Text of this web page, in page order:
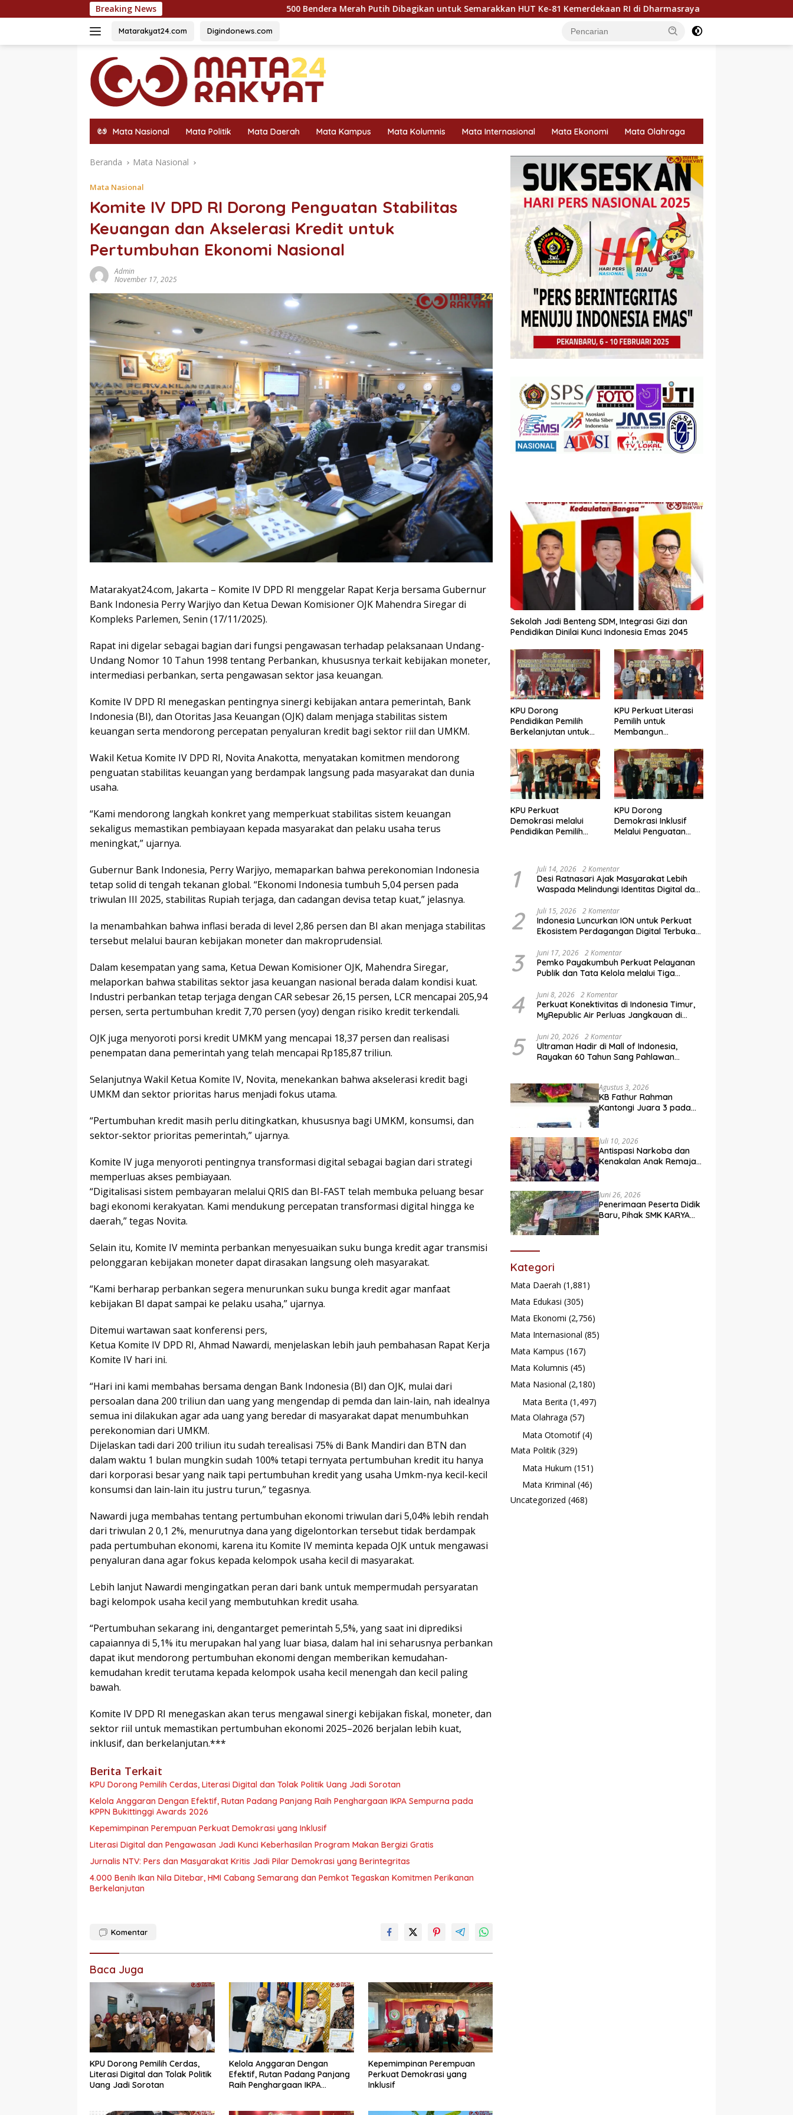
ke
Breaking News 500 Bendera Merah Putih Dibagikan untuk Semarakkan HUT Ke-81 Kemerdekaan RI di Dharmasraya Dharmasraya Utus Hj. Egi
Matarakyat24.com Digindonews.com
Mata Nasional Mata Politik Mata Daerah Mata Kampus Mata Kolumnis Mata Internasional Mata Ekonomi Mata Olahraga
Beranda Mata Nasional
Mata Nasional
Komite IV DPD RI Dorong Penguatan Stabilitas
Keuangan dan Akselerasi Kredit untuk
Pertumbuhan Ekonomi Nasional
Admin
November 17, 2025
Matarakyat24.com, Jakarta – Komite IV DPD RI menggelar Rapat Kerja bersama Gubernur
Bank Indonesia Perry Warjiyo dan Ketua Dewan Komisioner OJK Mahendra Siregar di
Kompleks Parlemen, Senin (17/11/2025).
Rapat ini digelar sebagai bagian dari fungsi pengawasan terhadap pelaksanaan Undang-
Undang Nomor 10 Tahun 1998 tentang Perbankan, khususnya terkait kebijakan moneter,
intermediasi perbankan, serta pengawasan sektor jasa keuangan.
Komite IV DPD RI menegaskan pentingnya sinergi kebijakan antara pemerintah, Bank
Indonesia (BI), dan Otoritas Jasa Keuangan (OJK) dalam menjaga stabilitas sistem
keuangan serta mendorong percepatan penyaluran kredit bagi sektor riil dan UMKM.
Wakil Ketua Komite IV DPD RI, Novita Anakotta, menyatakan komitmen mendorong
penguatan stabilitas keuangan yang berdampak langsung pada masyarakat dan dunia
usaha.
“Kami mendorong langkah konkret yang memperkuat stabilitas sistem keuangan
sekaligus memastikan pembiayaan kepada masyarakat dan pelaku usaha terus
meningkat,” ujarnya.
Gubernur Bank Indonesia, Perry Warjiyo, memaparkan bahwa perekonomian Indonesia
tetap solid di tengah tekanan global. “Ekonomi Indonesia tumbuh 5,04 persen pada
triwulan III 2025, stabilitas Rupiah terjaga, dan cadangan devisa tetap kuat,” jelasnya.
Ia menambahkan bahwa inflasi berada di level 2,86 persen dan BI akan menjaga stabilitas
tersebut melalui bauran kebijakan moneter dan makroprudensial.
Dalam kesempatan yang sama, Ketua Dewan Komisioner OJK, Mahendra Siregar,
melaporkan bahwa stabilitas sektor jasa keuangan nasional berada dalam kondisi kuat.
Industri perbankan tetap terjaga dengan CAR sebesar 26,15 persen, LCR mencapai 205,94
persen, serta pertumbuhan kredit 7,70 persen (yoy) dengan risiko kredit terkendali.
OJK juga menyoroti porsi kredit UMKM yang mencapai 18,37 persen dan realisasi
penempatan dana pemerintah yang telah mencapai Rp185,87 triliun.
Selanjutnya Wakil Ketua Komite IV, Novita, menekankan bahwa akselerasi kredit bagi
UMKM dan sektor prioritas harus menjadi fokus utama.
“Pertumbuhan kredit masih perlu ditingkatkan, khususnya bagi UMKM, konsumsi, dan
sektor-sektor prioritas pemerintah,” ujarnya.
Komite IV juga menyoroti pentingnya transformasi digital sebagai bagian dari strategi
memperluas akses pembiayaan.
“Digitalisasi sistem pembayaran melalui QRIS dan BI-FAST telah membuka peluang besar
bagi ekonomi kerakyatan. Kami mendukung percepatan transformasi digital hingga ke
daerah,” tegas Novita.
Selain itu, Komite IV meminta perbankan menyesuaikan suku bunga kredit agar transmisi
pelonggaran kebijakan moneter dapat dirasakan langsung oleh masyarakat.
“Kami berharap perbankan segera menurunkan suku bunga kredit agar manfaat
kebijakan BI dapat sampai ke pelaku usaha,” ujarnya.
Ditemui wartawan saat konferensi pers,
Ketua Komite IV DPD RI, Ahmad Nawardi, menjelaskan lebih jauh pembahasan Rapat Kerja
Komite IV hari ini.
“Hari ini kami membahas bersama dengan Bank Indonesia (BI) dan OJK, mulai dari
persoalan dana 200 triliun dan uang yang mengendap di pemda dan lain-lain, nah idealnya
semua ini dilakukan agar ada uang yang beredar di masyarakat dapat menumbuhkan
perekonomian dari UMKM.
Dijelaskan tadi dari 200 triliun itu sudah terealisasi 75% di Bank Mandiri dan BTN dan
dalam waktu 1 bulan mungkin sudah 100% tetapi ternyata pertumbuhan kredit itu hanya
dari korporasi besar yang naik tapi pertumbuhan kredit yang usaha Umkm-nya kecil-kecil
konsumsi dan lain-lain itu justru turun,” tegasnya.
Nawardi juga membahas tentang pertumbuhan ekonomi triwulan dari 5,04% lebih rendah
dari triwulan 2 0,1 2%, menurutnya dana yang digelontorkan tersebut tidak berdampak
pada pertumbuhan ekonomi, karena itu Komite IV meminta kepada OJK untuk mengawasi
penyaluran dana agar fokus kepada kelompok usaha kecil di masyarakat.
Lebih lanjut Nawardi mengingatkan peran dari bank untuk mempermudah persyaratan
bagi kelompok usaha kecil yang membutuhkan kredit usaha.
“Pertumbuhan sekarang ini, dengantarget pemerintah 5,5%, yang saat ini diprediksi
capaiannya di 5,1% itu merupakan hal yang luar biasa, dalam hal ini seharusnya perbankan
dapat ikut mendorong pertumbuhan ekonomi dengan memberikan kemudahan-
kemudahan kredit terutama kepada kelompok usaha kecil menengah dan kecil paling
bawah.
Komite IV DPD RI menegaskan akan terus mengawal sinergi kebijakan fiskal, moneter, dan
sektor riil untuk memastikan pertumbuhan ekonomi 2025–2026 berjalan lebih kuat,
inklusif, dan berkelanjutan.***
Berita Terkait
KPU Dorong Pemilih Cerdas, Literasi Digital dan Tolak Politik Uang Jadi Sorotan
Kelola Anggaran Dengan Efektif, Rutan Padang Panjang Raih Penghargaan IKPA Sempurna pada
KPPN Bukittinggi Awards 2026
Kepemimpinan Perempuan Perkuat Demokrasi yang Inklusif
Literasi Digital dan Pengawasan Jadi Kunci Keberhasilan Program Makan Bergizi Gratis
Jurnalis NTV: Pers dan Masyarakat Kritis Jadi Pilar Demokrasi yang Berintegritas
4.000 Benih Ikan Nila Ditebar, HMI Cabang Semarang dan Pemkot Tegaskan Komitmen Perikanan
Berkelanjutan
Komentar
Baca Juga
KPU Dorong Pemilih Cerdas,
Literasi Digital dan Tolak Politik
Uang Jadi Sorotan
Kelola Anggaran Dengan
Efektif, Rutan Padang Panjang
Raih Penghargaan IKPA
Kepemimpinan Perempuan
Perkuat Demokrasi yang
Inklusif
Sekolah Jadi Benteng SDM, Integrasi Gizi dan
Pendidikan Dinilai Kunci Indonesia Emas 2045
KPU Dorong
Pendidikan Pemilih
Berkelanjutan untuk
Demokrasi
KPU Perkuat Literasi
Pemilih untuk
Membangun
Berkualitas
KPU Perkuat
Demokrasi melalui
Pendidikan Pemilih
Marjinal, dan Pemula
KPU Dorong
Demokrasi Inklusif
Melalui Penguatan
1 Juli 14, 2026 2 Komentar
Desi Ratnasari Ajak Masyarakat Lebih
Waspada Melindungi Identitas Digital dan
2 Juli 15, 2026 2 Komentar
Indonesia Luncurkan ION untuk Perkuat
Ekosistem Perdagangan Digital Terbuka
3 Juni 17, 2026 2 Komentar
Pemko Payakumbuh Perkuat Pelayanan
Publik dan Tata Kelola melalui Tiga
4 Juni 8, 2026 2 Komentar
Perkuat Konektivitas di Indonesia Timur,
MyRepublic Air Perluas Jangkauan di
5 Juni 20, 2026 2 Komentar
Ultraman Hadir di Mall of Indonesia,
Rayakan 60 Tahun Sang Pahlawan
Agustus 3, 2026
KB Fathur Rahman
Kantongi Juara 3 pada
Juli 10, 2026
Antispasi Narkoba dan
Kenakalan Anak Remaja,
Surau
Juni 26, 2026
Penerimaan Peserta Didik
Baru, Pihak SMK KARYA
Kategori
Mata Daerah (1,881)
Mata Edukasi (305)
Mata Ekonomi (2,756)
Mata Internasional (85)
Mata Kampus (167)
Mata Kolumnis (45)
Mata Nasional (2,180)
Mata Berita (1,497)
Mata Olahraga (57)
Mata Otomotif(4)
Mata Politik (329)
Mata Hukum (151)
Mata Kriminal (46)
Uncategorized (468)